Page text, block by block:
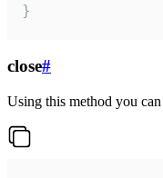
}
close#
Using this method you